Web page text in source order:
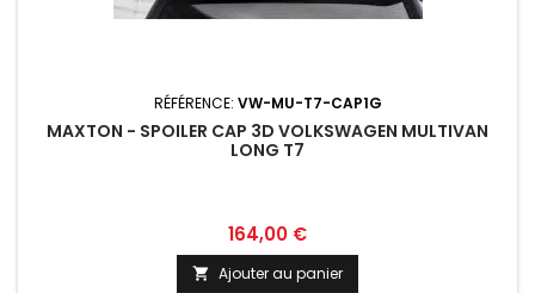
RÉFÉRENCE: VW-MU-T7-CAP1G
MAXTON - SPOILER CAP 3D VOLKSWAGEN MULTIVAN
LONG T7
Prix
164,00 €
 Ajouter au panier